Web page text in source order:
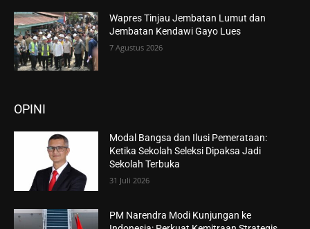
Wapres Tinjau Jembatan Lumut dan
Jembatan Kendawi Gayo Lues
7 Agustus 2026
OPINI
Modal Bangsa dan Ilusi Pemerataan:
Ketika Sekolah Seleksi Dipaksa Jadi
Sekolah Terbuka
31 Juli 2026
PM Narendra Modi Kunjungan ke